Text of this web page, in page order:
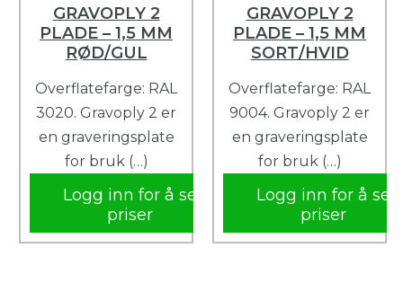
GRAVOPLY 2
PLADE – 1,5 MM
RØD/GUL
Overflatefarge: RAL
3020. Gravoply 2 er
en graveringsplate
for bruk (…)
Logg inn for å se
priser
GRAVOPLY 2
PLADE – 1,5 MM
SORT/HVID
Overflatefarge: RAL
9004. Gravoply 2 er
en graveringsplate
for bruk (…)
Logg inn for å se
priser